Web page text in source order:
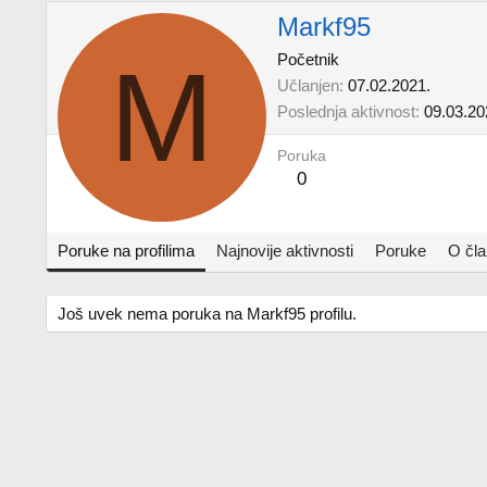
M
Markf95
Početnik
Učlanjen 07.02.2021.
Poslednja aktivnost
Poruka
0
Poruke na profilima Najnovije aktivnosti Poruke O
Još uvek nema poruka na Markf95 profilu.